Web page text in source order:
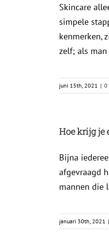
Skincare
simpele
kenmerken,
zelf; als
juni 15th, 2021 | 0
Hoe krijg je
Bijna
afgevraagd
mannen die
januari 30th, 2021 |